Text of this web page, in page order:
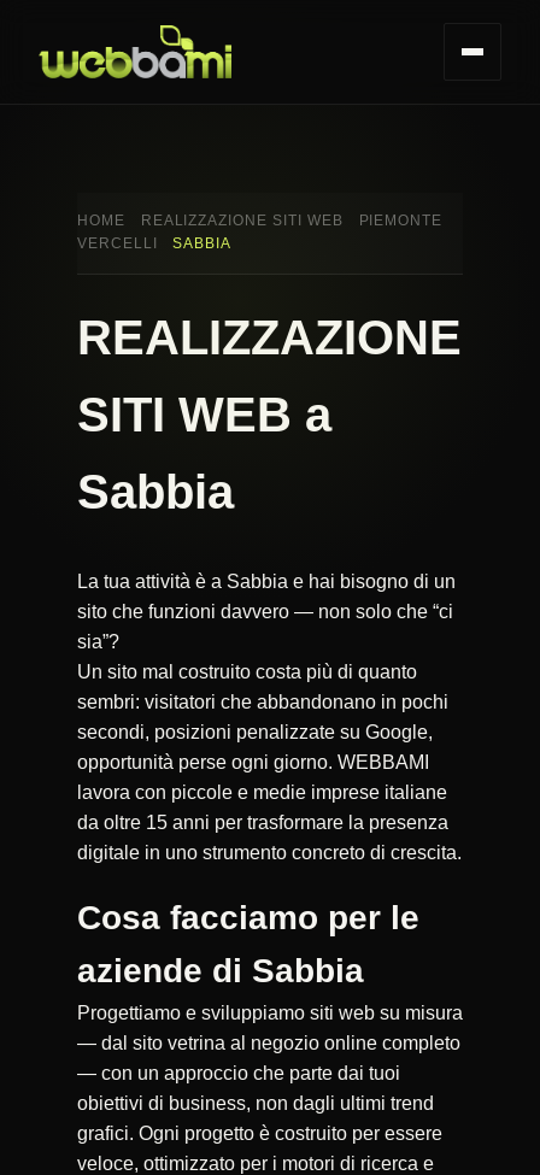
HOME REALIZZAZIONE SITI WEB
PIEMONTE
VERCELLI
SABBIA
REALIZZAZIONE
SITI WEB a
Sabbia
La tua attività è a Sabbia e hai bisogno di un
sito che funzioni davvero — non solo che “ci
sia”?
Un sito mal costruito costa più di quanto
sembri: visitatori che abbandonano in pochi
secondi, posizioni penalizzate su Google,
opportunità perse ogni giorno. WEBBAMI
lavora con piccole e medie imprese italiane
da oltre 15 anni per trasformare la presenza
digitale in uno strumento concreto di crescita.
Cosa facciamo per le
aziende di Sabbia
Progettiamo e sviluppiamo siti web su misura
— dal sito vetrina al negozio online completo
— con un approccio che parte dai tuoi
obiettivi di business, non dagli ultimi trend
grafici. Ogni progetto è costruito per essere
veloce, ottimizzato per i motori di ricerca e